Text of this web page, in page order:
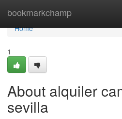
bookmarkchamp
Home
Home
1
About alquiler
sevilla